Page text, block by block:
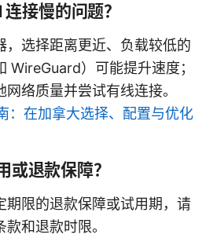
接慢的问题？
，选择距离更近、负载较低的
WireGuard）可能提升速度；
络质量并尝试有线连接。
：在加拿大选择、配置与优化
或退款保障？
期限的退款保障或试用期，请
和退款时限。